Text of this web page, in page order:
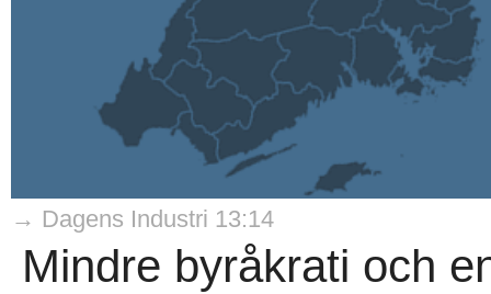
→ Dagens Industri 13:14
Mindre byråkrati och